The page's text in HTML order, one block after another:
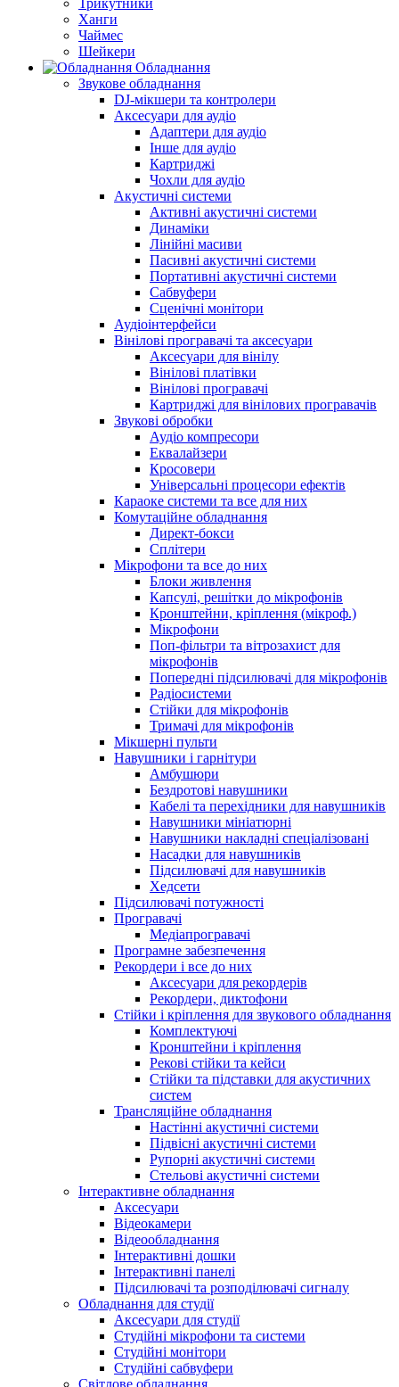
Трикутники
Ханги
Чаймес
Шейкери
Обладнання
Звукове обладнання
DJ-мікшери та контролери
Аксесуари для аудіо
Адаптери для аудіо
Інше для аудіо
Картриджі
Чохли для аудіо
Акустичні системи
Активні акустичні системи
Динаміки
Лінійні масиви
Пасивні акустичні системи
Портативні акустичні системи
Сабвуфери
Сценічні монітори
Аудіоінтерфейси
Вінілові програвачі та аксесуари
Аксесуари для вінілу
Вінілові платівки
Вінілові програвачі
Картриджі для вінілових програвачів
Звукові обробки
Аудіо компресори
Еквалайзери
Кросовери
Універсальні процесори ефектів
Караоке системи та все для них
Комутаційне обладнання
Директ-бокси
Сплітери
Мікрофони та все до них
Блоки живлення
Капсулі, решітки до мікрофонів
Кронштейни, кріплення (мікроф.)
Мікрофони
Поп-фільтри та вітрозахист для
мікрофонів
Попередні підсилювачі для мікрофонів
Радіосистеми
Стійки для мікрофонів
Тримачі для мікрофонів
Мікшерні пульти
Навушники і гарнітури
Амбушюри
Бездротові навушники
Кабелі та перехідники для навушників
Навушники мініатюрні
Навушники накладні спеціалізовані
Насадки для навушників
Підсилювачі для навушників
Хедсети
Підсилювачі потужності
Програвачі
Медіапрогравачі
Програмне забезпечення
Рекордери і все до них
Аксесуари для рекордерів
Рекордери, диктофони
Стійки і кріплення для звукового обладнання
Комплектуючі
Кронштейни і кріплення
Рекові стійки та кейси
Стійки та підставки для акустичних
систем
Трансляційне обладнання
Настінні акустичні системи
Підвісні акустичні системи
Рупорні акустичні системи
Стельові акустичні системи
Інтерактивне обладнання
Аксесуари
Відеокамери
Відеообладнання
Інтерактивні дошки
Інтерактивні панелі
Підсилювачі та розподілювачі сигналу
Обладнання для студії
Аксесуари для студії
Студійні мікрофони та системи
Студійні монітори
Студійні сабвуфери
Світлове обладнання